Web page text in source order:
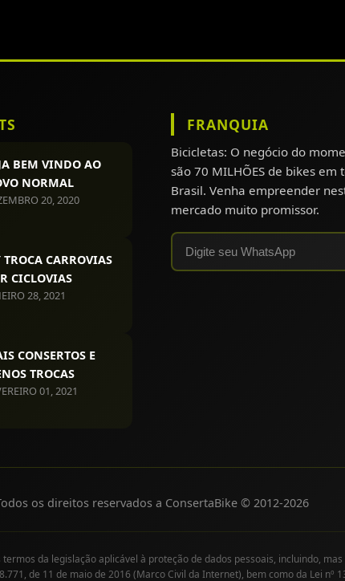
BEM VINDO AO
NORMAL
20, 2020
TROCA CARROVIAS
CICLOVIAS
28, 2021
CONSERTOS E
TROCAS
01, 2021
FRANQUIA
Bicicletas: O negócio do
são 70 MILHÕES de bikes em
Brasil. Venha empreender
mercado muito promissor.
os direitos reservados a ConsertaBike © 2012-2026
da legislação aplicável à proteção de dados pessoais, incluindo,
de 11 de maio de 2016 (Marco Civil da Internet), bem como da Lei nº